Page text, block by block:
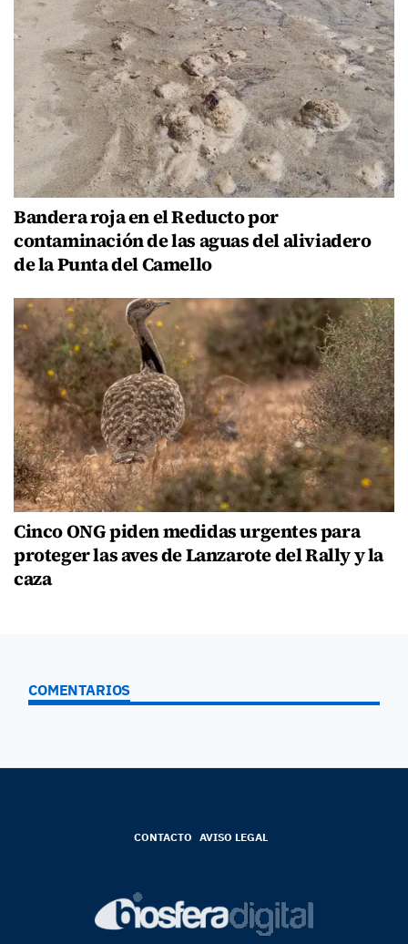
Bandera roja en el Reducto por
contaminación de las aguas del aliviadero
de la Punta del Camello
Cinco ONG piden medidas urgentes para
proteger las aves de Lanzarote del Rally y la
caza
COMENTARIOS
CONTACTO AVISO LEGAL